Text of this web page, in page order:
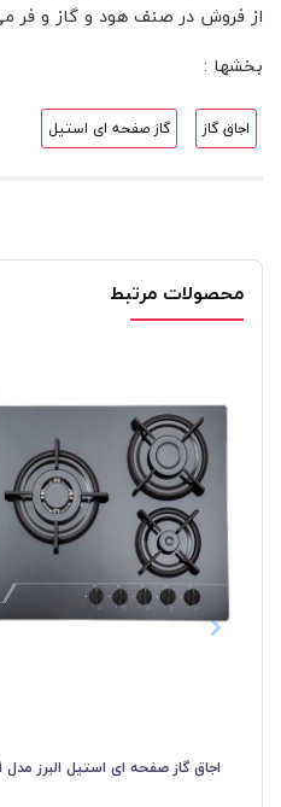
از فروش در صنف هود و گاز و فر
بخشها :
اجاق گاز گاز صفحه ای استیل
محصولات مرتبط
اجاق گاز صفحه ای استیل البرز مدل G-5961